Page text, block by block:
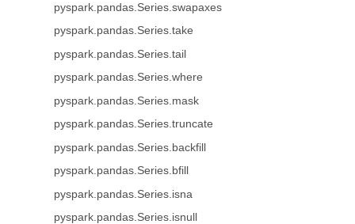
pyspark.pandas.Series.swapaxes
pyspark.pandas.Series.take
pyspark.pandas.Series.tail
pyspark.pandas.Series.where
pyspark.pandas.Series.mask
pyspark.pandas.Series.truncate
pyspark.pandas.Series.backfill
pyspark.pandas.Series.bfill
pyspark.pandas.Series.isna
pyspark.pandas.Series.isnull